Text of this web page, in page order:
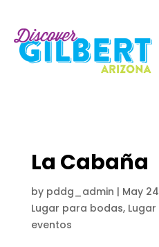
content
La Cabaña
by pddg_admin | May
Lugar para bodas,
eventos